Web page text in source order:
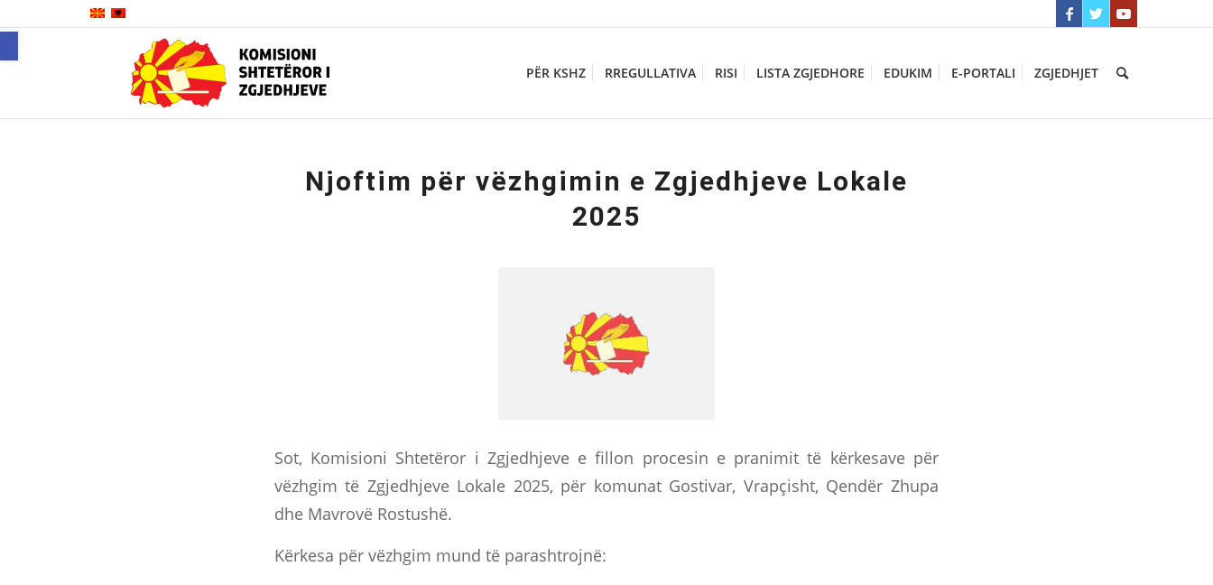
PËR KSHZ RREGULLATIVA RISI LISTA ZGJEDHORE EDUKIM E-PORTALI ZGJEDHJET
Njoftim për vëzhgimin e Zgjedhjeve Lokale
2025
Sot, Komisioni Shtetëror i Zgjedhjeve e fillon procesin e pranimit të kërkesave për
vëzhgim të Zgjedhjeve Lokale 2025, për komunat Gostivar, Vrapçisht, Qendër Zhupa
dhe Mavrovë Rostushë.
Kërkesa për vëzhgim mund të parashtrojnë:
Open toolbar